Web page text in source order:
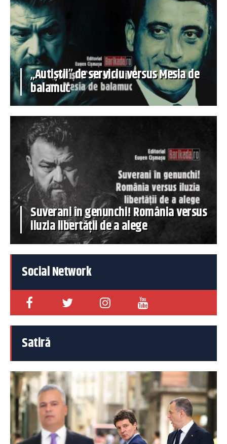
„Autiștii” de serviciu versus Mesia de
balamuc
Suverani în genunchi! România versus
iluzia libertății de a alege
Social Network
Satiră